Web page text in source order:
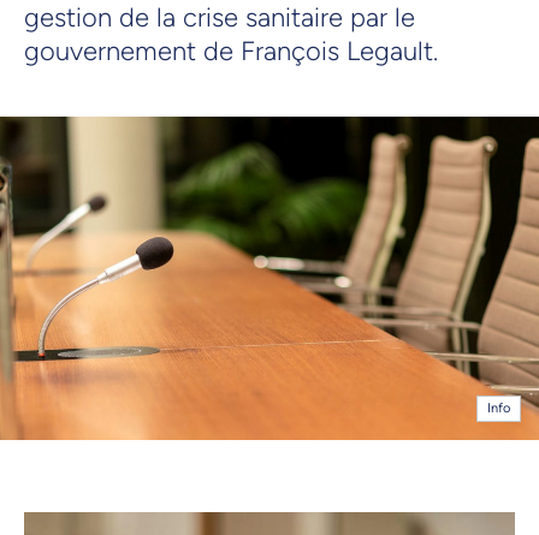
gestion de la crise sanitaire par le
gouvernement de François Legault.
Info